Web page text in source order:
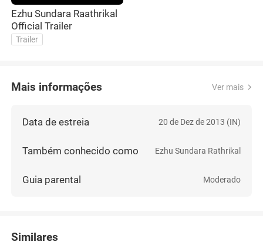
Ezhu Sundara Raathrikal
Official Trailer
Trailer
Mais informações Ver mais
Data de estreia 20 de Dez de 2013 (IN)
Também conhecido como Ezhu Sundara Rathrikal
Guia parental Moderado
Similares